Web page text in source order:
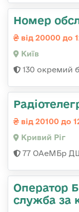
Номер
від 20000 до
Київ
130 окремий
від 20100 до
Кривий Ріг
77 ОАеМБр
Оператор
служба за